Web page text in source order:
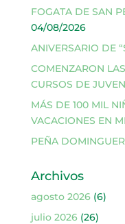
FOGATA DE SAN
04/08/2026
ANIVERSARIO DE
COMENZARON
CURSOS DE
MÁS DE 100 MIL
VACACIONES EN
PEÑA
Archivos
agosto 2026(6)
julio 2026(26)